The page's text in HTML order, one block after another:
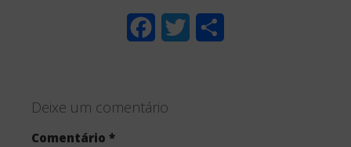
e
Deixe um comentário
Comentário *